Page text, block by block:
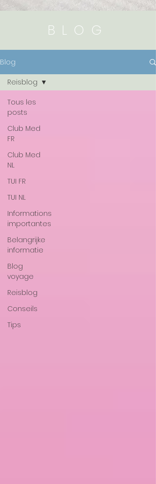
BLOG
Blog
Tous les
posts
Club Med
FR
Club Med
NL
TUI FR
TUI NL
Informations
importantes
Belangrijke
informatie
Blog
voyage
Reisblog
Conseils
Tips
Reisblog